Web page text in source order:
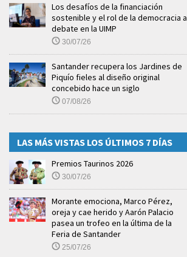
Los desafíos de la financiación
sostenible y el rol de la democracia a
debate en la UIMP
30/07/26
Santander recupera los Jardines de
Piquío fieles al diseño original
concebido hace un siglo
07/08/26
LAS MÁS VISTAS LOS ÚLTIMOS 7 DÍAS
Premios Taurinos 2026
30/07/26
Morante emociona, Marco Pérez,
oreja y cae herido y Aarón Palacio
pasea un trofeo en la última de la
Feria de Santander
25/07/26